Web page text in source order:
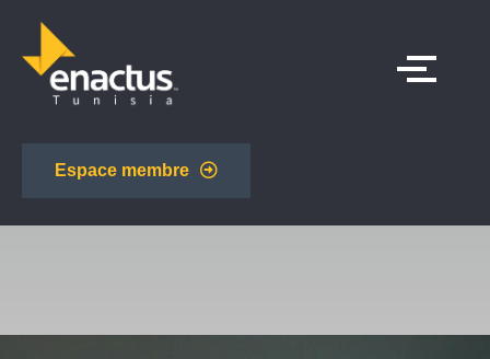
Espace membre